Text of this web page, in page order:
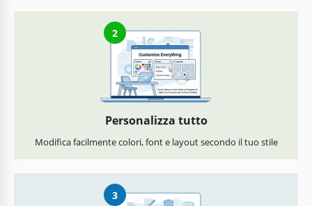
2
Personalizza tutto
Modifica facilmente colori, font e layout secondo il tuo stile
3